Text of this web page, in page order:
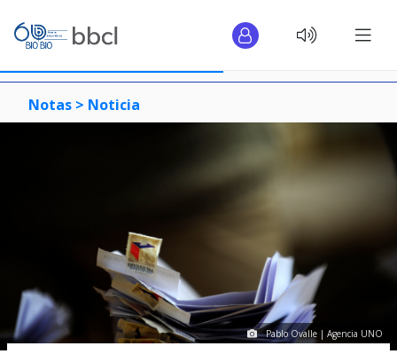
Notas > Noticia
Pablo Ovalle | Agencia UNO